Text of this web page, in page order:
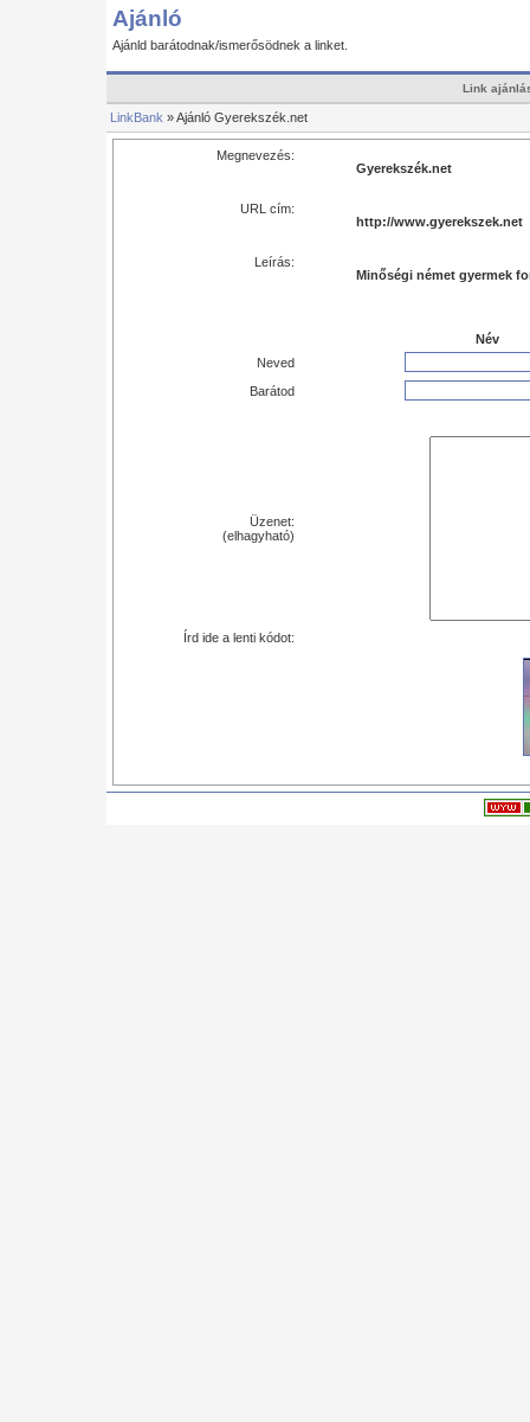
Ajánló
Ajánld barátodnak/ismerősödnek a linket.
Link
LinkBank » Ajánló Gyerekszék.net
Megnevezés:
Gyerekszék.net
URL cím:
http://www.gyerekszek.net
Leírás:
Minőségi német gyermek
Név
Neved
Barátod
Üzenet:
(elhagyható)
Írd ide a lenti kódot: